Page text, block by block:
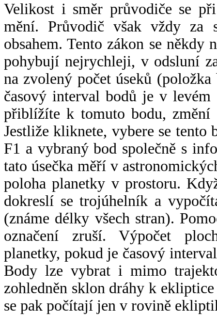
Velikost i směr průvodiče se
mění. Průvodič však vždy za
obsahem. Tento zákon se někdy
pohybují nejrychleji, v odsluní
na zvolený počet úseků
časový interval bodů je v
přiblížíte k tomuto bodu,
Jestliže kliknete, vybere se tento
F1 a vybraný bod společně s
tato úsečka měří v
poloha planetky v prostoru.
dokreslí se trojúhelník a
(známe délky všech stran).
označení zruší. Výpočet
planetky, pokud je časový
Body lze vybrat i mimo
zohledněn sklon dráhy k
se pak počítají jen v rovině